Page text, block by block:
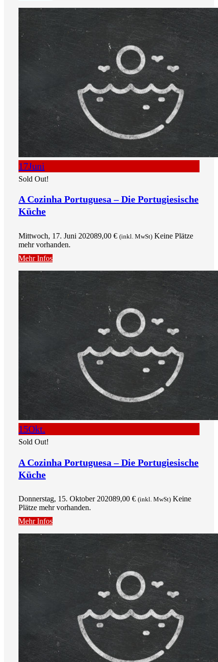
17Juni
Sold Out!
A Cozinha Portuguesa – Die Portugiesische
Küche
Mittwoch, 17. Juni 202089,00 € (inkl. MwSt) Keine Plätze
mehr vorhanden.
Mehr Infos
15Okt.
Sold Out!
A Cozinha Portuguesa – Die Portugiesische
Küche
Donnerstag, 15. Oktober 202089,00 € (inkl. MwSt) Keine
Plätze mehr vorhanden.
Mehr Infos